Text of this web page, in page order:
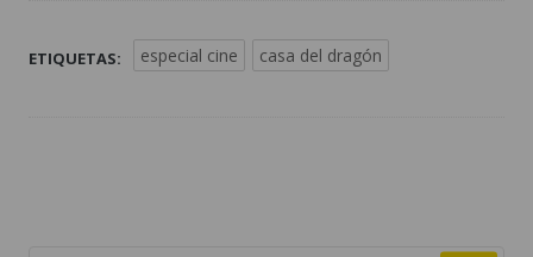
ETIQUETAS: especial cine casa del dragón